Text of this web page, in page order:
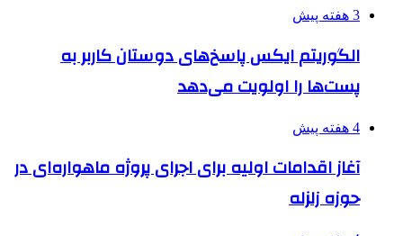
3 هفته پیش
الگوریتم ایکس پاسخ‌های دوستان کاربر به
پست‌ها را اولویت می‌دهد
4 هفته پیش
آغاز اقدامات اولیه برای اجرای پروژه ماهواره‌ای در
حوزه زلزله